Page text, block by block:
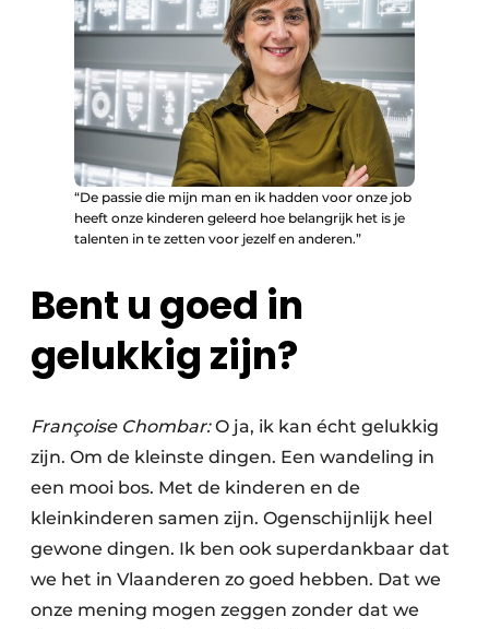
“De passie die mijn man en ik hadden voor onze job
heeft onze kinderen geleerd hoe belangrijk het is je
talenten in te zetten voor jezelf en anderen.”
Bent u goed in
gelukkig zijn?
Françoise Chombar:O ja, ik kan écht gelukkig
zijn. Om de kleinste dingen. Een wandeling in
een mooi bos. Met de kinderen en de
kleinkinderen samen zijn. Ogenschijnlijk heel
gewone dingen. Ik ben ook superdankbaar dat
we het in Vlaanderen zo goed hebben. Dat we
onze mening mogen zeggen zonder dat we